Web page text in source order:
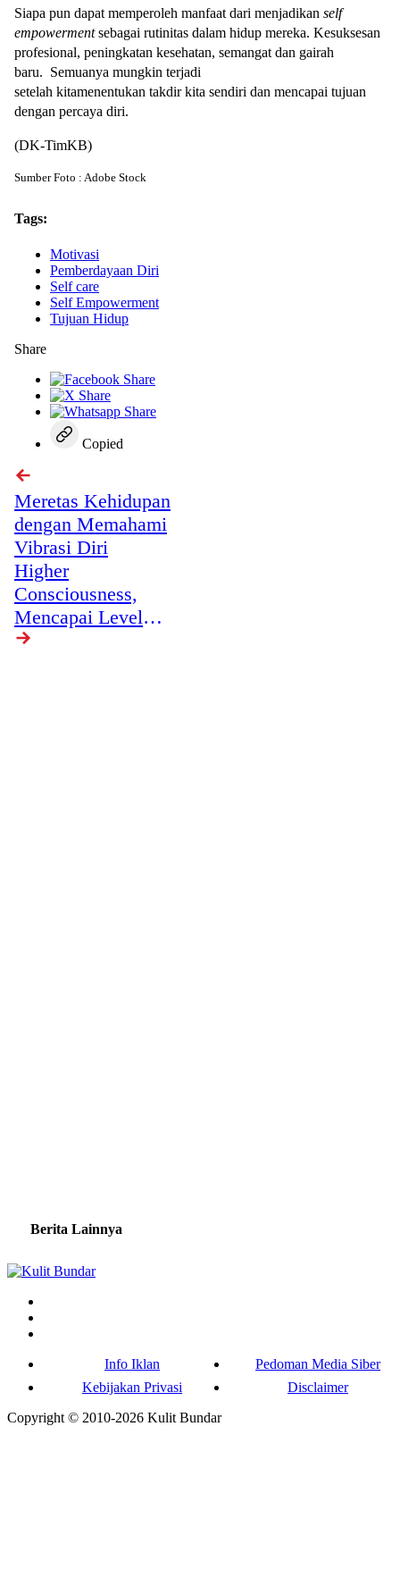
Siapa pun dapat memperoleh manfaat dari menjadikan self
empowermentsebagai rutinitas dalam hidup mereka. Kesuksesan
profesional, peningkatan kesehatan, semangat dan gairah
baru. Semuanya mungkin terjadi
setelah kitamenentukan takdir kita sendiri dan mencapai tujuan
dengan percaya diri.
(DK-TimKB)
Sumber Foto : Adobe Stock
Tags:
Motivasi
Pemberdayaan Diri
Self care
Self Empowerment
Tujuan Hidup
Share
Copied
Meretas Kehidupan
dengan Memahami
Vibrasi Diri
Higher
Consciousness,
Mencapai Level
Kesadaran yang
Berita Lainnya
Info Iklan
Pedoman Media Siber
Kebijakan Privasi
Disclaimer
Copyright © 2010-2026 Kulit Bundar